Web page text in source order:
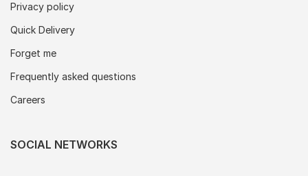
Privacy policy
Quick Delivery
Forget me
Frequently asked questions
Careers
SOCIAL NETWORKS